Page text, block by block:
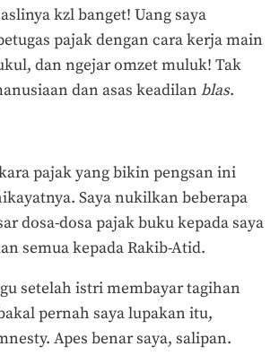
kzl banget! Uang saya
pajak dengan cara kerja main
dan ngejar omzet muluk! Tak
dan asas keadilan blas.
pajak yang bikin pengsan ini
Saya nukilkan beberapa
dosa-dosa pajak buku kepada saya
semua kepada Rakib-Atid.
setelah istri membayar tagihan
pernah saya lupakan itu,
Apes benar saya, salipan.